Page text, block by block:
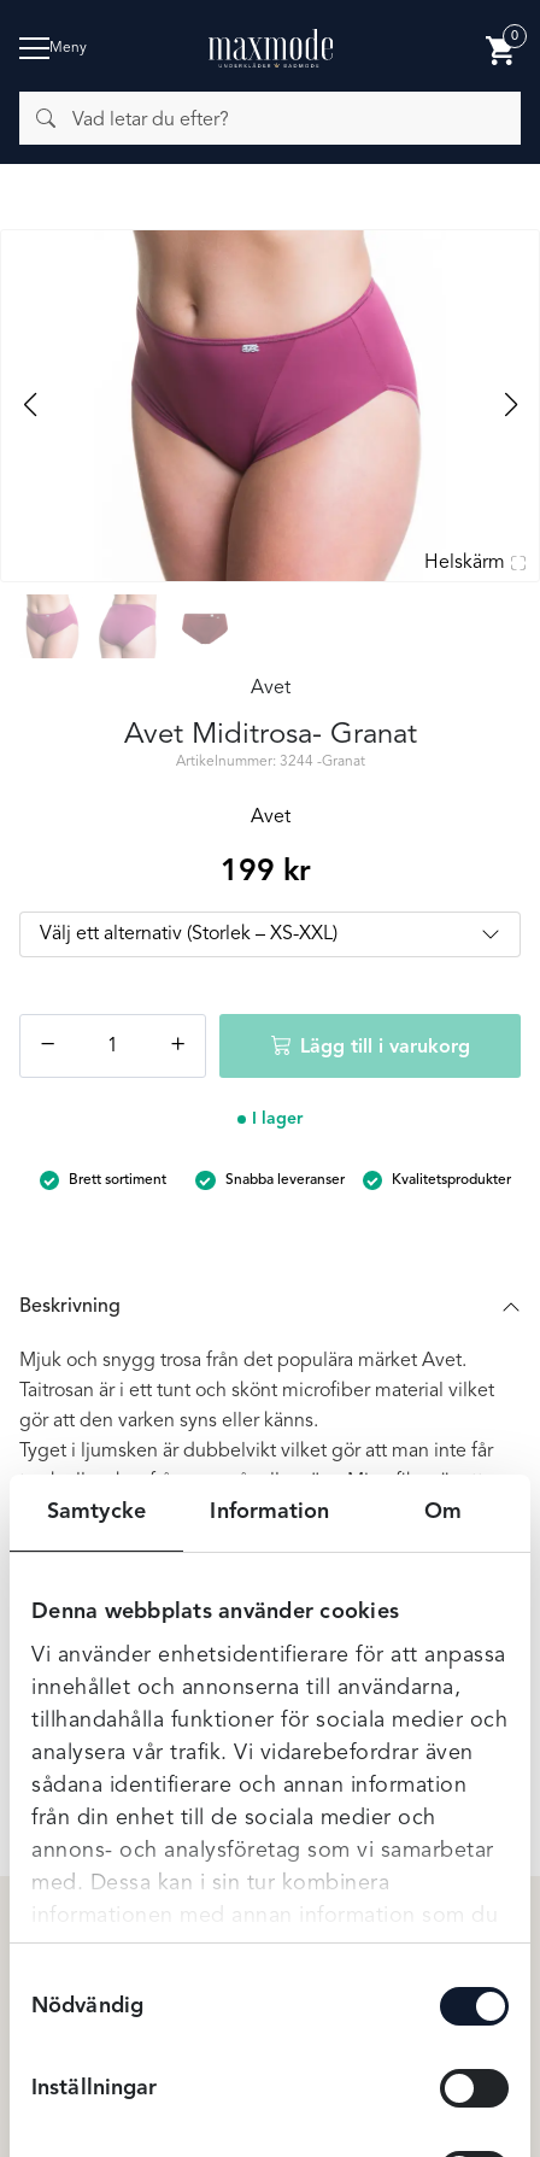
Samtycke Information Om
Denna webbplats använder cookies
Vi använder enhetsidentifierare för att anpassa
innehållet och annonserna till användarna,
tillhandahålla funktioner för sociala medier och
analysera vår trafik. Vi vidarebefordrar även
sådana identifierare och annan information
från din enhet till de sociala medier och
annons- och analysföretag som vi samarbetar
med. Dessa kan i sin tur kombinera
informationen med annan information som du
har tillhandahållit eller som de har samlat in
Nödvändig
Inställningar
Meny
letar
du
efter?
0
BADMODE
Helskärm
Avet
Avet Miditrosa- Granat
Artikelnummer: 3244 -Granat
Avet
199 kr
−
Granat
+ Lägg till i varukorg
I lager
Brett sortiment Snabba leveranser Kvalitetsprodukter
Beskrivning
Mjuk och snygg trosa från det populära märket Avet.
Taitrosan är i ett tunt och skönt microfiber material vilket
gör att den varken syns eller känns.
Tyget i ljumsken är dubbelvikt vilket gör att man inte får
otroligt luftigt material vilket gör att trosan andas
är många kvinnors favorit.
och fint material. Trosan är bred över rumpan så att hela
rumpan ska få plats i trosan.
Ytterligare Information